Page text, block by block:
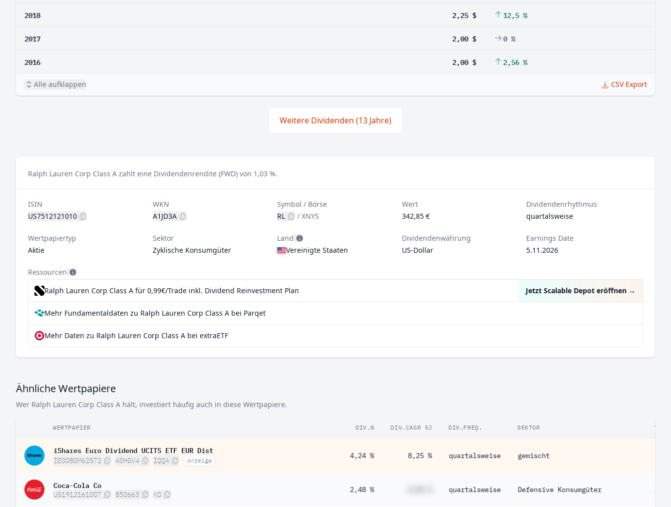
2018 2,25 $ 12,5 %
2017 2,00 $ 0 %
2016 2,00 $ 2,56 %
Alle aufklappen CSV Export
Weitere Dividenden (13 Jahre)
Ralph Lauren Corp Class A zahlt eine Dividendenrendite (FWD) von 1,03 %.
ISIN
US7512121010
WKN
A1JD3A
Symbol / Börse
RL
/XNYS
Wert
342,85 €
Dividendenrhythmus
quartalsweise
Wertpapiertyp
Aktie
Sektor
Zyklische Konsumgüter
Land
Vereinigte Staaten
Dividendenwährung
US-Dollar
Earnings Date
5.11.2026
Ressourcen
Ralph Lauren Corp Class A für 0,99€/Trade inkl. Dividend Reinvestment Plan
Jetzt Scalable Depot eröffnen →
Mehr Fundamentaldaten zu Ralph Lauren Corp Class A bei Parqet
Mehr Daten zu Ralph Lauren Corp Class A bei extraETF
Ähnliche Wertpapiere
Wer Ralph Lauren Corp Class A hält, investiert häufig auch in diese Wertpapiere.
WERTPAPIER DIV.% DIV.CAGR 5J DIV.FREQ. SEKTOR TYP
iShares Euro Dividend UCITS ETF EUR Dist
IE00B0M62S72 A0HGV4 IQQA Anzeige
4,24 % 8,25 % quartalsweise gemischt
Coca-Cola Co
US1912161007 850663 KO
2,48 % quartalsweise Defensive Konsumgüter